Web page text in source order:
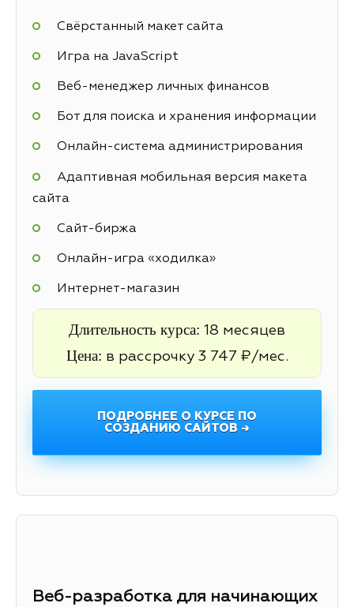
Свёрстанный макет сайта
Игра на JavaScript
Веб-менеджер личных финансов
Бот для поиска и хранения информации
Онлайн-система администрирования
Адаптивная мобильная версия макета
сайта
Cайт-биржа
Онлайн-игра «ходилка»
Интернет-магазин
Длительность курса: 18 месяцев
Цена: в рассрочку 3 747 ₽/мес.
ПОДРОБНЕЕ О КУРСЕ ПО
СОЗДАНИЮ САЙТОВ →
Веб-разработка для начинающих